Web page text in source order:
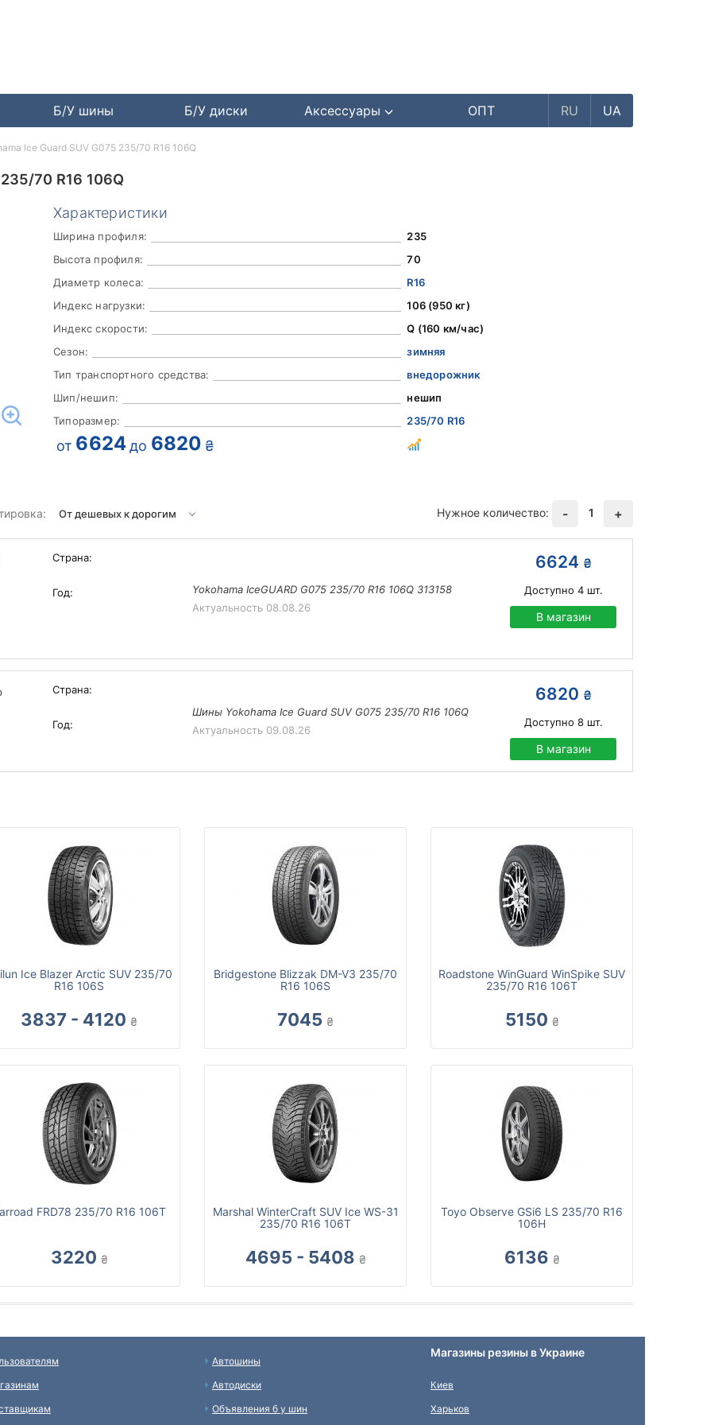
Б/У шины Б/У диски Аксессуары ОПТ RU UA
70 R16 106Q
Характеристики
Ширина профиля:
235
Высота профиля:
70
Диаметр колеса:
R16
Индекс нагрузки:
106 (950 кг)
Индекс скорости:
Q (160 км/час)
Сезон:
зимняя
Тип транспортного средства:
внедорожник
Шип/нешип:
нешип
Типоразмер:
235/70 R16
от 6624 до 6820 ₴
Нужное количество: - 1 +
Страна:
Год:
Yokohama IceGUARD G075 235/70 R16 106Q 313158
Актуальность 08.08.26
6624 ₴
Доступно 4шт.
В магазин
Страна:
Год:
Шины Yokohama Ice Guard SUV G075 235/70 R16 106Q
Актуальность 09.08.26
6820 ₴
Доступно 8шт.
В магазин
Ice Blazer Arctic SUV 235/70
R16 106S
3837 - 4120 ₴
Bridgestone Blizzak DM-V3 235/70
R16 106S
7045 ₴
Roadstone WinGuard WinSpike SUV
235/70 R16 106T
5150 ₴
FRD78 235/70 R16 106T
3220 ₴
Marshal WinterCraft SUV Ice WS-31
235/70 R16 106T
4695 - 5408 ₴
Toyo Observe GSi6 LS 235/70 R16
106H
6136 ₴
Ice Guard SUV G075 235/70 R16 106Q
Автошины
Автодиски
Объявления б у шин
Магазины резины в Украине
Киев
Харьков